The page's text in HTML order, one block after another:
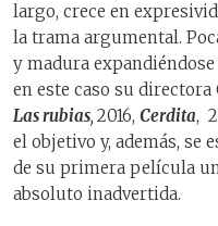
largo, crece en
la trama argumental.
y madura
en este caso su directora
Las rubias, 2016, Cerdita,
el objetivo y, además, se
de su primera película
absoluto inadvertida.